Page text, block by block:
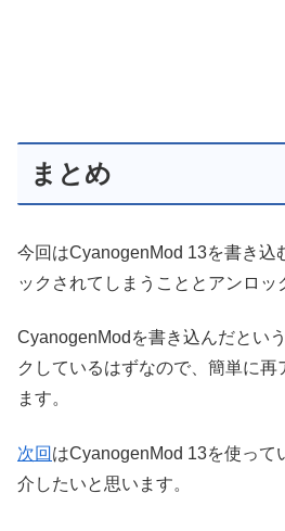
まとめ
今回はCyanogenMod 13を書き込
ックされてしまうこととアンロッ
CyanogenModを書き込んだとい
クしているはずなので、簡単に
ます。
次回 はCyanogenMod 13を使って
介したいと思います。